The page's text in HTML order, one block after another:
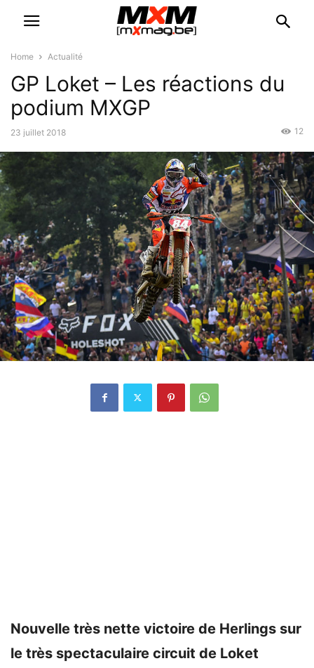
Home Actualité
GP Loket – Les réactions du
podium MXGP
23 juillet 2018 12
Nouvelle très nette victoire de Herlings sur
le très spectaculaire circuit de Loket